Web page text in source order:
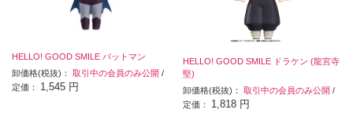
HELLO! GOOD SMILE バットマン
卸価格(税抜)： 取引中の会員のみ公開 /
定価： 1,545 円
HELLO! GOOD SMILE ドラケン (龍宮寺
堅)
卸価格(税抜)：取引中の会員のみ公開 /
定価： 1,818 円